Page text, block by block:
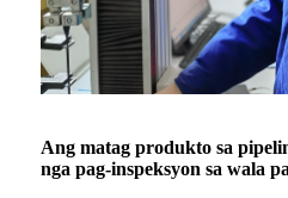
Ang matag produkto sa
nga pag-inspeksyon sa wala